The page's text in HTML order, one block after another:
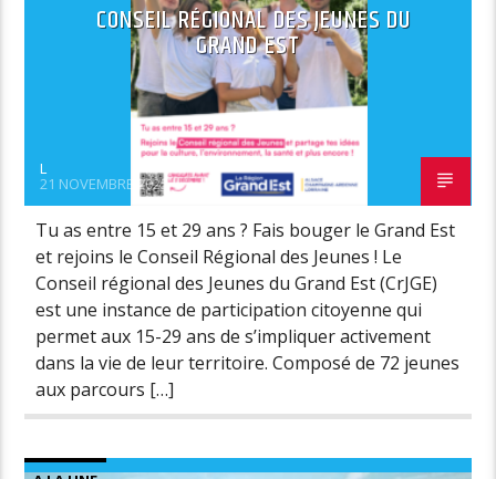
CONSEIL RÉGIONAL DES JEUNES DU
GRAND EST
L
21 NOVEMBRE 2025
Tu as entre 15 et 29 ans ? Fais bouger le Grand Est
et rejoins le Conseil Régional des Jeunes ! Le
Conseil régional des Jeunes du Grand Est (CrJGE)
est une instance de participation citoyenne qui
permet aux 15-29 ans de s’impliquer activement
dans la vie de leur territoire. Composé de 72 jeunes
aux parcours […]